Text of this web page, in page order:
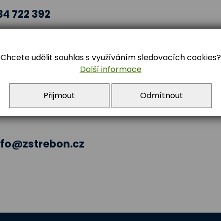
722 392
Chcete udělit souhlas s využíváním sledovacích cookies?
Další informace
Přijmout Odmítnout